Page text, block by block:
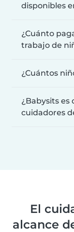
disponibles
¿Cuánto
trabajo de
¿Cuántos
¿Babysits es
cuidadores
El
alcance